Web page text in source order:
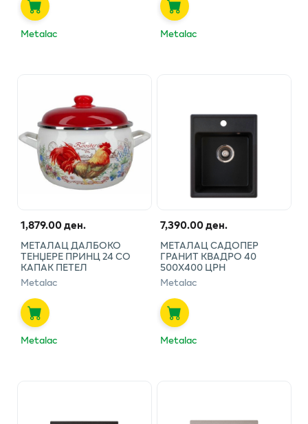
Metalac Metalac
1,879.00 ден.
МЕТАЛАЦ ДАЛБОКО
ТЕНЏЕРЕ ПРИНЦ 24 СО
КАПАК ПЕТЕЛ
Metalac
Metalac
7,390.00 ден.
МЕТАЛАЦ САДОПЕР
ГРАНИТ КВАДРО 40
500Х400 ЦРН
Metalac
Metalac